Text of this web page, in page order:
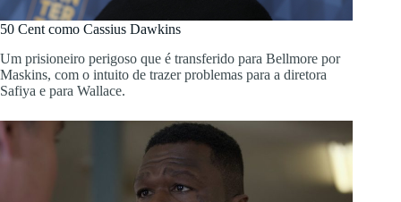
50 Cent como Cassius Dawkins
Um prisioneiro perigoso que é transferido para Bellmore por
Maskins, com o intuito de trazer problemas para a diretora
Safiya e para Wallace.